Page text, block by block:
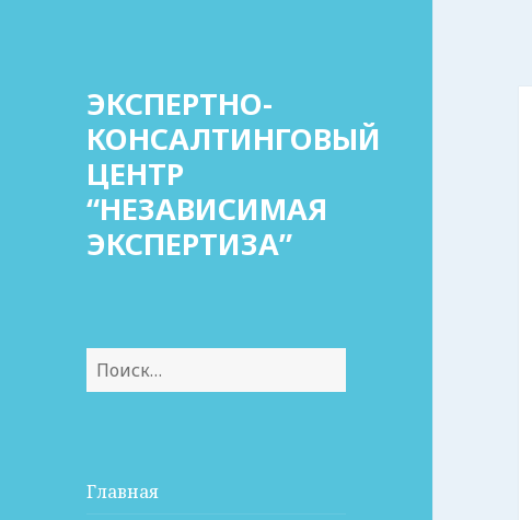
ЭКСПЕРТНО-
КОНСАЛТИНГОВЫЙ
ЦЕНТР
“НЕЗАВИСИМАЯ
ЭКСПЕРТИЗА”
Найти:
Главная